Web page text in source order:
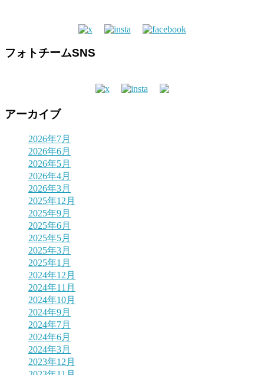
フォトチームSNS
アーカイブ
2026年7月
2026年6月
2026年5月
2026年4月
2026年3月
2025年12月
2025年9月
2025年6月
2025年5月
2025年3月
2025年1月
2024年12月
2024年11月
2024年10月
2024年9月
2024年7月
2024年6月
2024年3月
2023年12月